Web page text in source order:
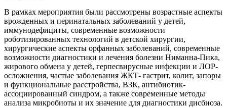
В рамках мероприятия были рассмотрены возрастные аспекты
врожденных и перинатальных заболеваний у детей,
иммунодефициты, современные возможности
роботизированных технологий в детской хирургии,
хирургические аспекты орфанных заболеваний, современные
возможности диагностики и лечения болезни Ниманна-Пика,
жирового обмена у детей, герпесвирусные инфекции и ЛОР-
осложнения, частые заболевания ЖКТ- гастрит, колит, запоры
и функциональные расстройства, ВЗК, антибиотик-
ассоциированный синдром, а также современные методы
анализа микробиоты и их значение для диагностики дисбиоза.